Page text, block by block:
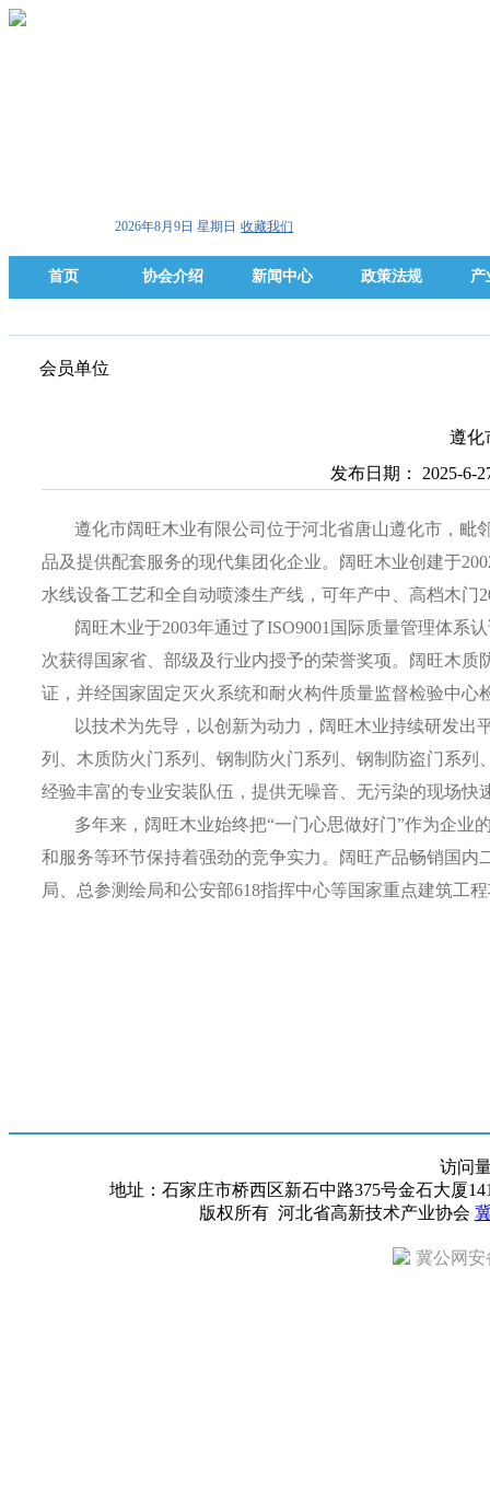
2026年8月9日 星期日 收藏我们
首页 协会介绍 新闻中心 政策法规 产
会员单位
遵化
发布日期： 2025-6-
遵化市阔旺木业有限公司位于河北省唐山遵化市，毗
品及提供配套服务的现代集团化企业。阔旺木业创建于
水线设备工艺和全自动喷漆生产线，可年产中、高档木门
阔旺木业于2003年通过了ISO9001国际质量管理体系
次获得国家省、部级及行业内授予的荣誉奖项。阔旺木
证，并经国家固定灭火系统和耐火构件质量监督检验中心
以技术为先导，以创新为动力，阔旺木业持续研发
列、木质防火门系列、钢制防火门系列、钢制防盗门系
经验丰富的专业安装队伍，提供无噪音、无污染的现场快
多年来，阔旺木业始终把“一门心思做好门”作为企
和服务等环节保持着强劲的竞争实力。阔旺产品畅销国
局、总参测绘局和公安部618指挥中心等国家重点建筑工
访问
地址：石家庄市桥西区新石中路375号金石大厦
版权所有 河北省高新技术产业协会
冀公网安